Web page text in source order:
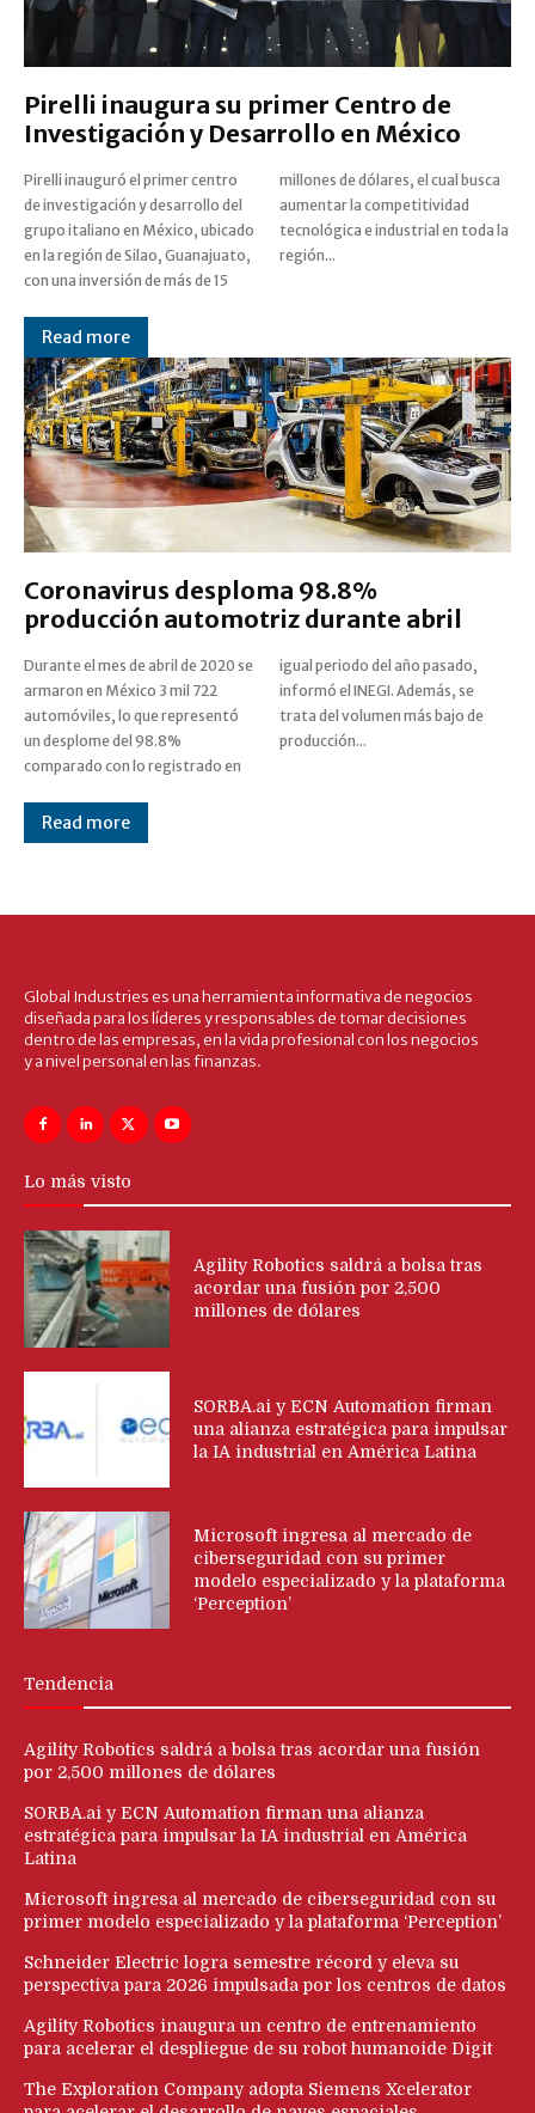
Pirelli inaugura su primer Centro de
Investigación y Desarrollo en México
Pirelli inauguró el primer centro
de investigación y desarrollo del
grupo italiano en México, ubicado
en la región de Silao, Guanajuato,
con una inversión de más de 15
millones de dólares, el cual busca
aumentar la competitividad
tecnológica e industrial en toda la
región...
Read more
Coronavirus desploma 98.8%
producción automotriz durante abril
Durante el mes de abril de 2020 se
armaron en México 3 mil 722
automóviles, lo que representó
un desplome del 98.8%
comparado con lo registrado en
igual periodo del año pasado,
informó el INEGI. Además, se
trata del volumen más bajo de
producción...
Read more
Global Industries es una herramienta informativa de negocios
diseñada para los líderes y responsables de tomar decisiones
dentro de las empresas, en la vida profesional con los negocios
y a nivel personal en las finanzas.
Lo más visto
Agility Robotics saldrá a bolsa tras
acordar una fusión por 2,500
millones de dólares
SORBA.ai y ECN Automation firman
una alianza estratégica para impulsar
la IA industrial en América Latina
Microsoft ingresa al mercado de
ciberseguridad con su primer
modelo especializado y la plataforma
‘Perception’
Tendencia
Agility Robotics saldrá a bolsa tras acordar una fusión
por 2,500 millones de dólares
SORBA.ai y ECN Automation firman una alianza
estratégica para impulsar la IA industrial en América
Latina
Microsoft ingresa al mercado de ciberseguridad con su
primer modelo especializado y la plataforma ‘Perception’
Schneider Electric logra semestre récord y eleva su
perspectiva para 2026 impulsada por los centros de datos
Agility Robotics inaugura un centro de entrenamiento
para acelerar el despliegue de su robot humanoide Digit
The Exploration Company adopta Siemens Xcelerator